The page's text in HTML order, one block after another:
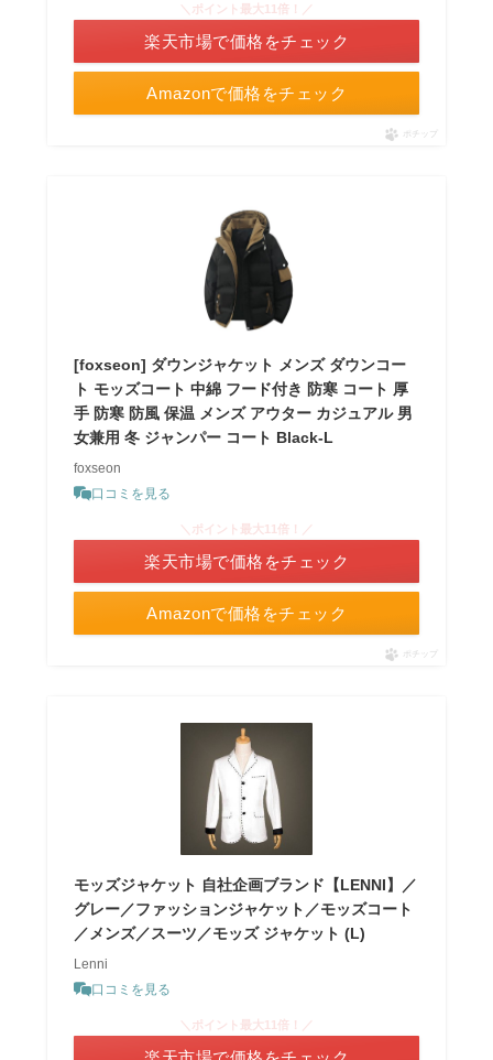
Amazonで価格をチェック
＼ポイント最大11倍！／
楽天市場で価格をチェック
ポチップ
[foxseon] ダウンジャケット メンズ ダウンコー
ト モッズコート 中綿 フード付き 防寒 コート 厚
手 防寒 防風 保温 メンズ アウター カジュアル 男
女兼用 冬 ジャンパー コート Black-L
foxseon
口コミを見る
Amazonで価格をチェック
＼ポイント最大11倍！／
楽天市場で価格をチェック
ポチップ
モッズジャケット 自社企画ブランド【LENNI】／
グレー／ファッションジャケット／モッズコート
／メンズ／スーツ／モッズ ジャケット (L)
Lenni
口コミを見る
＼ポイント最大11倍！／